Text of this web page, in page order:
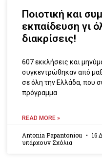
Ποιοτική και
εκπαίδευση γι
διακρίσεις!
607 εκκλήσεις και
συγκεντρώθηκαν από
σε όλη την Ελλάδα, που
πρόγραμμα
READ MORE »
Antonia Papantoniou 16
υπάρχουν Σχόλια